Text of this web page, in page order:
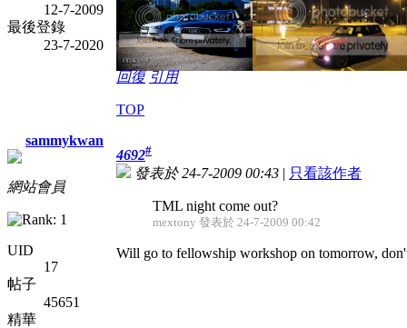
12-7-2009
最後登錄
23-7-2020
回復 引用
TOP
sammykwan
網站會員
UID
17
帖子
45651
精華
4692#
發表於 24-7-2009 00:43 | 只看該作者
TML night come out?
mextony 發表於 24-7-2009 00:42
Will go to fellowship workshop on tomorrow,